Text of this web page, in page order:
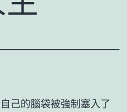
己的腦袋被強制塞入了